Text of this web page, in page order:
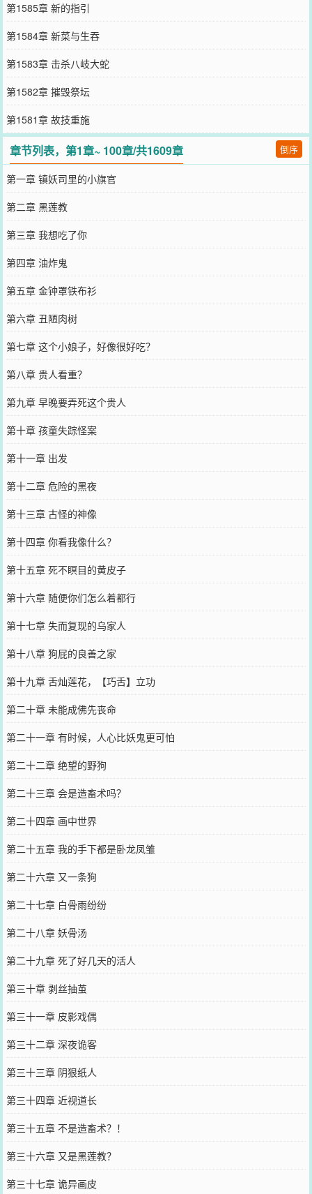
第1585章 新的指引
第1584章 新菜与生吞
第1583章 击杀八岐大蛇
第1582章 摧毁祭坛
第1581章 故技重施
章节列表，第1章~ 100章/共1609章 倒序
第一章 镇妖司里的小旗官
第二章 黑莲教
第三章 我想吃了你
第四章 油炸鬼
第五章 金钟罩铁布衫
第六章 丑陋肉树
第七章 这个小娘子，好像很好吃？
第八章 贵人看重？
第九章 早晚要弄死这个贵人
第十章 孩童失踪怪案
第十一章 出发
第十二章 危险的黑夜
第十三章 古怪的神像
第十四章 你看我像什么？
第十五章 死不瞑目的黄皮子
第十六章 随便你们怎么着都行
第十七章 失而复现的乌家人
第十八章 狗屁的良善之家
第十九章 舌灿莲花，【巧舌】立功
第二十章 未能成佛先丧命
第二十一章 有时候，人心比妖鬼更可怕
第二十二章 绝望的野狗
第二十三章 会是造畜术吗？
第二十四章 画中世界
第二十五章 我的手下都是卧龙凤雏
第二十六章 又一条狗
第二十七章 白骨雨纷纷
第二十八章 妖骨汤
第二十九章 死了好几天的活人
第三十章 剥丝抽茧
第三十一章 皮影戏偶
第三十二章 深夜诡客
第三十三章 阴狠纸人
第三十四章 近视道长
第三十五章 不是造畜术？！
第三十六章 又是黑莲教？
第三十七章 诡异画皮